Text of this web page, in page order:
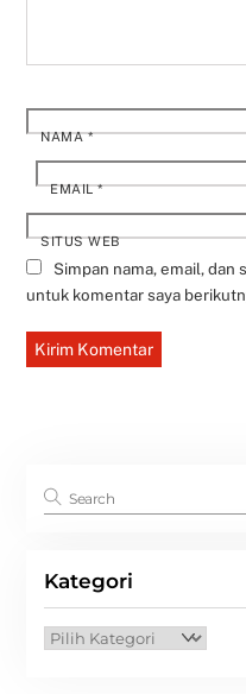
NAMA*
EMAIL*
SITUS WEB
Simpan nama, email, dan
untuk komentar saya
Kategori
Kategori